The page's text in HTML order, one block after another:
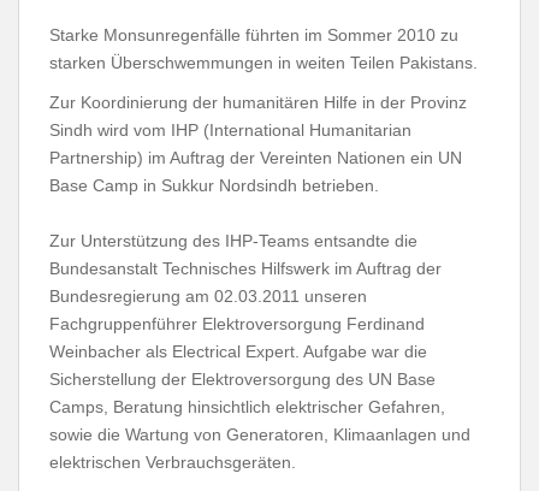
Starke Monsunregenfälle führten im Sommer 2010 zu
starken Überschwemmungen in weiten Teilen Pakistans.
Zur Koordinierung der humanitären Hilfe in der Provinz
Sindh wird vom IHP (International Humanitarian
Partnership) im Auftrag der Vereinten Nationen ein UN
Base Camp in Sukkur Nordsindh betrieben.
Zur Unterstützung des IHP-Teams entsandte die
Bundesanstalt Technisches Hilfswerk im Auftrag der
Bundesregierung am 02.03.2011 unseren
Fachgruppenführer Elektroversorgung Ferdinand
Weinbacher als Electrical Expert. Aufgabe war die
Sicherstellung der Elektroversorgung des UN Base
Camps, Beratung hinsichtlich elektrischer Gefahren,
sowie die Wartung von Generatoren, Klimaanlagen und
elektrischen Verbrauchsgeräten.